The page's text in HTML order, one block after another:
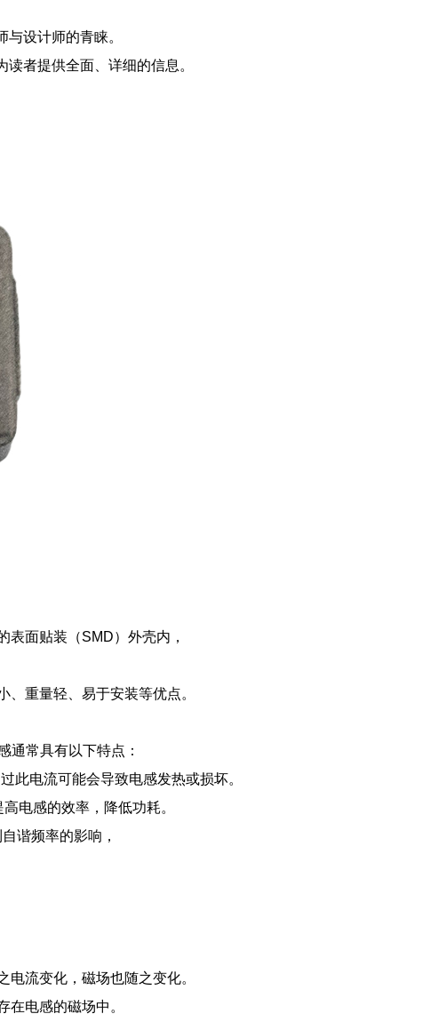
设计师的青睐。
者提供全面、详细的信息。
表面贴装（SMD）外壳内，
重量轻、易于安装等优点。
通常具有以下特点：
此电流可能会导致电感发热或损坏。
电感的效率，降低功耗。
谐频率的影响，
流变化，磁场也随之变化。
电感的磁场中。